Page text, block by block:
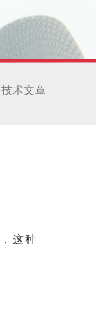
技术文章
这种